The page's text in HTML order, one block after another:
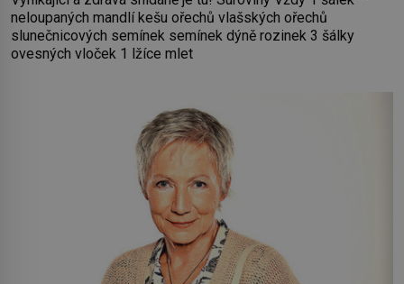
neloupaných mandlí kešu ořechů vlašských ořechů
slunečnicových semínek semínek dýně rozinek 3 šálky
ovesných vloček 1 lžíce mlet